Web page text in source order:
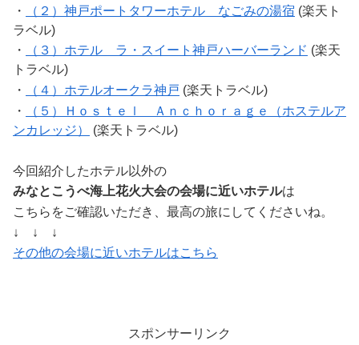
・
（２）神戸ポートタワーホテル なごみの湯宿 (楽天ト
ラベル)
・
（３）ホテル ラ・スイート神戸ハーバーランド (楽天
トラベル)
・
（４）ホテルオークラ神戸 (楽天トラベル)
・
（５）Ｈｏｓｔｅｌ Ａｎｃｈｏｒａｇｅ（ホステルア
ンカレッジ）
(楽天トラベル)
今回紹介したホテル以外の
みなとこうべ海上花火大会の会場に近いホテルは
こちらをご確認いただき、最高の旅にしてくださいね。
↓ ↓ ↓
その他の会場に近いホテルはこちら
スポンサーリンク